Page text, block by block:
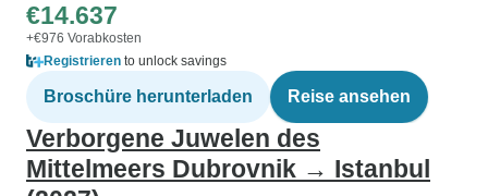
€14.637
+€976 Vorabkosten
Registrieren to unlock savings
Broschüre herunterladen Reise ansehen
Verborgene Juwelen des
Mittelmeers Dubrovnik → Istanbul